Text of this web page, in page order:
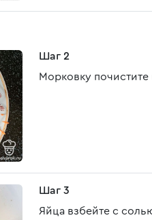
Шаг 2
Морковку почистите
Шаг 3
Яйца взбейте с